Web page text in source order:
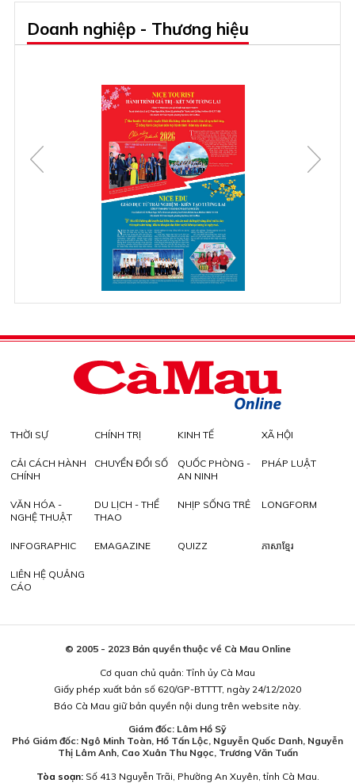
Doanh nghiệp - Thương hiệu
THỜI SỰ CHÍNH TRỊ KINH TẾ XÃ HỘI
CẢI CÁCH HÀNH
CHÍNH
CHUYỂN ĐỔI SỐ
QUỐC PHÒNG -
AN NINH
PHÁP LUẬT
VĂN HÓA -
NGHỆ THUẬT
DU LỊCH - THỂ
THAO
NHỊP SỐNG TRẺ LONGFORM
INFOGRAPHIC EMAGAZINE QUIZZ ភាសាខ្មែរ
LIÊN HỆ QUẢNG
CÁO
© 2005 - 2023 Bản quyền thuộc về Cà Mau Online
Cơ quan chủ quản: Tỉnh ủy Cà Mau
Giấy phép xuất bản số 620/GP-BTTTT, ngày 24/12/2020
Báo Cà Mau giữ bản quyền nội dung trên website này.
Giám đốc: Lâm Hồ Sỹ
Phó Giám đốc: Ngô Minh Toàn, Hồ Tấn Lộc, Nguyễn Quốc Danh, Nguyễn
Thị Lâm Anh, Cao Xuân Thu Ngọc, Trương Văn Tuấn
Tòa soạn:Số 413 Nguyễn Trãi, Phường An Xuyên, tỉnh Cà Mau.